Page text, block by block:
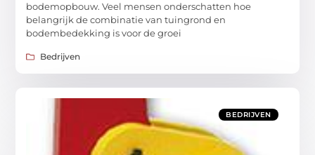
bodemopbouw. Veel mensen onderschatten hoe
belangrijk de combinatie van tuingrond en
bodembedekking is voor de groei
Bedrijven
BEDRIJVEN